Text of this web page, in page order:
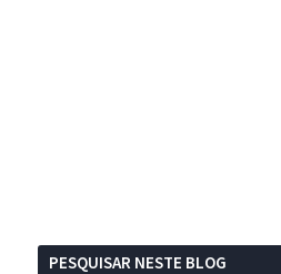
PESQUISAR NESTE BLOG